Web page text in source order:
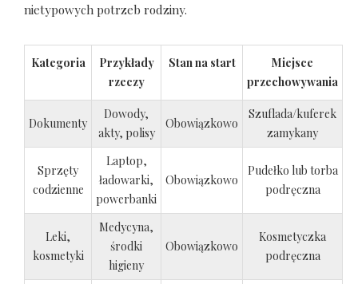
nietypowych potrzeb rodziny.
Kategoria
Przykłady
rzeczy
Stan na start
Miejsce
przechowywania
Dokumenty
Dowody,
akty, polisy
Obowiązkowo
Szuflada/kuferek
zamykany
Sprzęty
codzienne
Laptop,
ładowarki,
powerbanki
Obowiązkowo
Pudełko lub torba
podręczna
Leki,
kosmetyki
Medycyna,
środki
higieny
Obowiązkowo
Kosmetyczka
podręczna